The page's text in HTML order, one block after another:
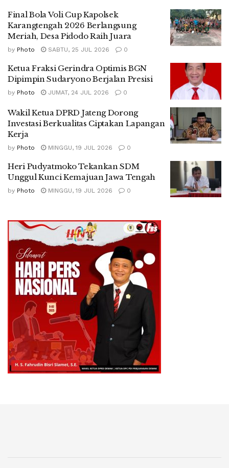
Final Bola Voli Cup Kapolsek
Karangtengah 2026 Berlangsung
Meriah, Desa Pidodo Raih Juara
by Photo SABTU, 25 JUL 2026 0
Ketua Fraksi Gerindra Optimis BGN
Dipimpin Sudaryono Berjalan Presisi
by Photo JUMAT, 24 JUL 2026 0
Wakil Ketua DPRD Jateng Dorong
Investasi Berkualitas Ciptakan Lapangan
Kerja
by Photo MINGGU, 19 JUL 2026 0
Heri Pudyatmoko Tekankan SDM
Unggul Kunci Kemajuan Jawa Tengah
by Photo MINGGU, 19 JUL 2026 0